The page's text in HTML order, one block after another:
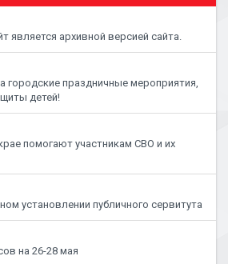
является архивной версией сайта.
городские праздничные мероприятия,
детей!
помогают участникам СВО и их
установлении публичного сервитута
на 26-28 мая